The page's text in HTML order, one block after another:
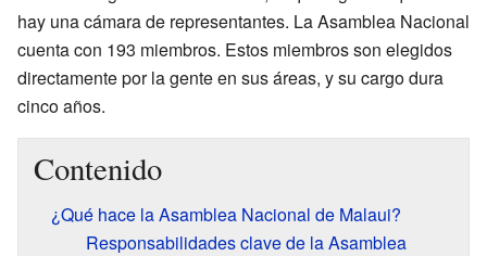
hay una cámara de representantes. La Asamblea Nacional
cuenta con 193 miembros. Estos miembros son elegidos
directamente por la gente en sus áreas, y su cargo dura
cinco años.
Contenido
¿Qué hace la Asamblea Nacional de Malaui?
Responsabilidades clave de la Asamblea